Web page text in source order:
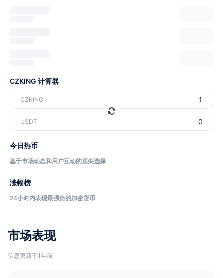
市场表现
信息更新于1年前
CZKING 计算器
CZKING
USDT
今日热币
基于市场动态和用户互动的顶尖选择
涨幅榜
24小时内表现最强势的加密货币